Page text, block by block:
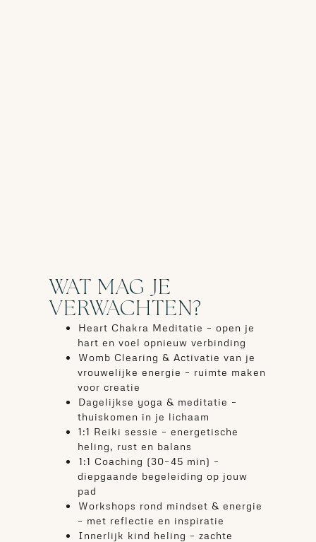
WAT MAG JE
VERWACHTEN?
⁠Heart Chakra Meditatie – open je
hart en voel opnieuw verbinding
⁠Womb Clearing & Activatie van je
vrouwelijke energie – ruimte maken
voor creatie
⁠Dagelijkse yoga & meditatie –
thuiskomen in je lichaam
⁠1:1 Reiki sessie – energetische
heling, rust en balans
⁠⁠1:1 Coaching (30–45 min) –
diepgaande begeleiding op jouw
pad
⁠Workshops rond mindset & energie
– met reflectie en inspiratie
⁠Innerlijk kind heling – zachte